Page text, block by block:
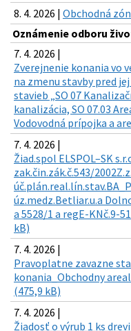
8. 4. 2026 | Obchodná
Oznámenie odboru
7. 4. 2026 |
Zverejnenie konania vo
na zmenu stavby pred
stavieb „SO 07
kanalizácia, SO 07.03
Vodovodná prípojka a
7. 4. 2026 |
Žiad.spol ELSPOL–SK
zak.čin.zák.č.543/
úz.medz.Betliar.u.a
a 5528/1 a regE-KNč.9-
kB)
7. 4. 2026 |
Pravoplatne zavazne
konania_Obchodny
(475,9 kB)
7. 4. 2026 |
Žiadosť o výrub 1 ks